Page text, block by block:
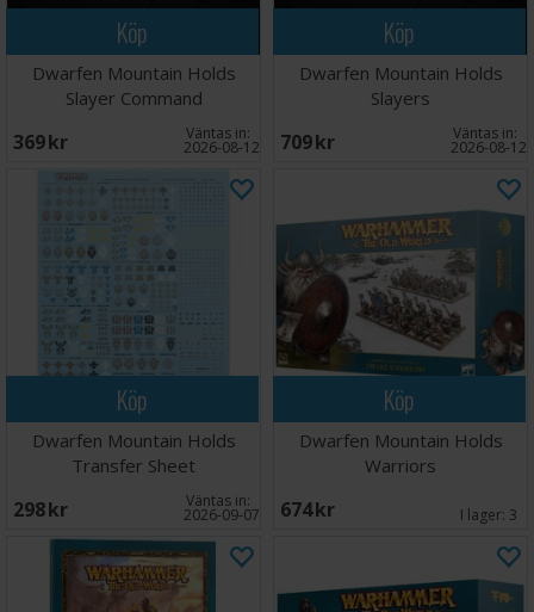
Köp
Dwarfen Mountain Holds
Slayer Command
369 SEK Väntas in:
2026-08-12
Köp
Dwarfen Mountain Holds
Slayers
709 SEK Väntas in:
2026-08-12
Köp
Dwarfen Mountain Holds
Transfer Sheet
298 SEK Väntas in:
2026-09-07
Köp
Dwarfen Mountain Holds
Warriors
674 SEK I lager: 3